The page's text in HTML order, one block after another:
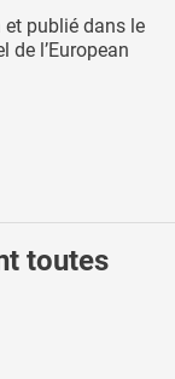
et publié dans le
de l’European
toutes